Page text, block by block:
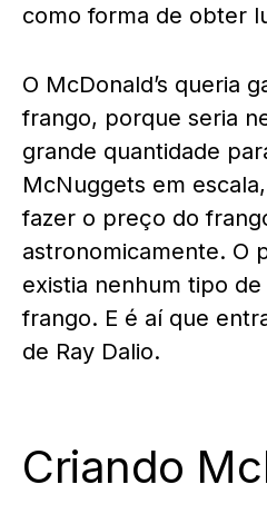
como forma de obter
O McDonald’s queria
frango, porque seria
grande quantidade
McNuggets em
fazer o preço do
astronomicamente. O
existia nenhum tipo
frango. E é aí que
de Ray Dalio.
Criando